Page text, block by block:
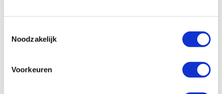
Noodzakelijk
Voorkeuren
frezen materiaal goed vast te klemmen.
- Het dragen van een veiligheidsbril is aan te
- Vermijd loshangende kledingstukken wanneer